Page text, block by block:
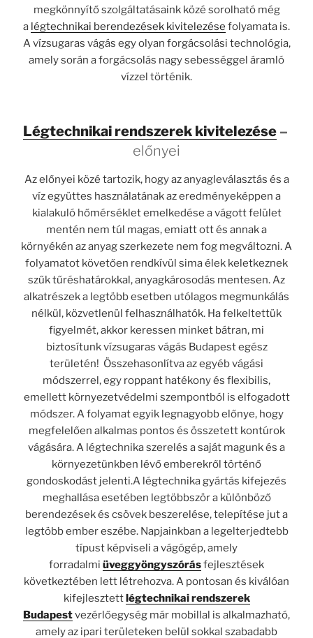
megkönnyítő szolgáltatásaink közé sorolható még
a légtechnikai berendezések kivitelezése folyamata is.
A vízsugaras vágás egy olyan forgácsolási technológia,
amely során a forgácsolás nagy sebességgel áramló
vízzel történik.
Légtechnikai rendszerek kivitelezése–
előnyei
Az előnyei közé tartozik, hogy az anyagleválasztás és a
víz együttes használatának az eredményeképpen a
kialakuló hőmérséklet emelkedése a vágott felület
mentén nem túl magas, emiatt ott és annak a
környékén az anyag szerkezete nem fog megváltozni. A
folyamatot követően rendkívül sima élek keletkeznek
szűk tűréshatárokkal, anyagkárosodás mentesen. Az
alkatrészek a legtöbb esetben utólagos megmunkálás
nélkül, közvetlenül felhasználhatók. Ha felkeltettük
figyelmét, akkor keressen minket bátran, mi
biztosítunk vízsugaras vágás Budapest egész
területén! Összehasonlítva az egyéb vágási
módszerrel, egy roppant hatékony és flexibilis,
emellett környezetvédelmi szempontból is elfogadott
módszer. A folyamat egyik legnagyobb előnye, hogy
megfelelően alkalmas pontos és összetett kontúrok
vágására. A légtechnika szerelés a saját magunk és a
környezetünkben lévő emberekről történő
gondoskodást jelenti.A légtechnika gyártás kifejezés
meghallása esetében legtöbbször a különböző
berendezések és csövek beszerelése, telepítése jut a
legtöbb ember eszébe. Napjainkban a legelterjedtebb
típust képviseli a vágógép, amely
forradalmi üveggyöngyszórásfejlesztések
következtében lett létrehozva. A pontosan és kiválóan
kifejlesztettlégtechnikai rendszerek
Budapestvezérlőegység már mobillal is alkalmazható,
amely az ipari területeken belül sokkal szabadabb